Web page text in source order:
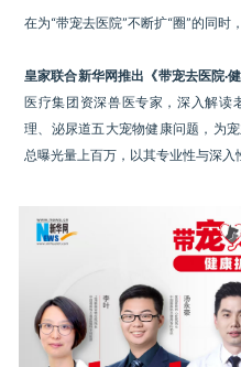
在为“带宠去医院”不断扩“圈”的同时
皇家联合新华网推出《带宠去医院·
医疗集团资深兽医专家，深入解读
理、泌尿道五大宠物健康问题，为
总曝光量上百万，以其专业性与深入